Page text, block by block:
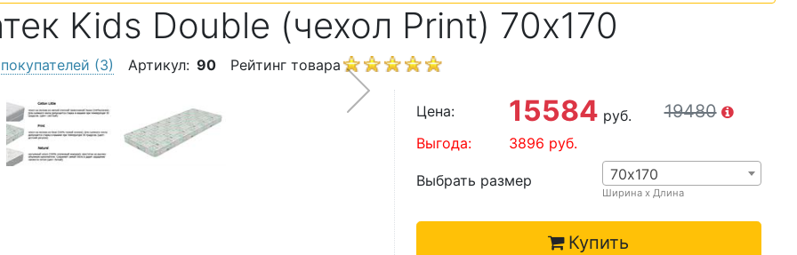
Kids Double (чехол Print) 70х170
(3) Артикул: 90 Рейтинг товара
Цена: 15584 руб. 19480
Выгода: 3896 руб.
Выбрать размер 70х170
Ширина х Длина
Купить